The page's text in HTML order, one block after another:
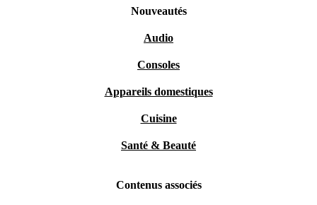
Nouveautés
Audio
Consoles
Appareils domestiques
Cuisine
Santé & Beauté
Contenus associés